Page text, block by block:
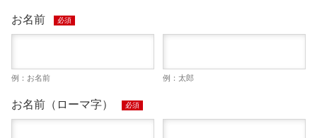
お名前 必須
例：お名前 例：太郎
お名前（ローマ字） 必須